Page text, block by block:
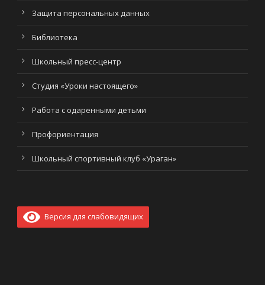
Защита персональных данных
Библиотека
Школьный пресс-центр
Студия «Уроки настоящего»
Работа с одаренными детьми
Профориентация
Школьный спортивный клуб «Ураган»
Версия для слабовидящих